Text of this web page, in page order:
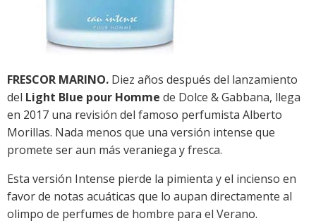
FRESCOR MARINO. Diez años después del lanzamiento
del Light Blue pour Homme de Dolce & Gabbana, llega
en 2017 una revisión del famoso perfumista Alberto
Morillas. Nada menos que una versión intense que
promete ser aun más veraniega y fresca.
Esta versión Intense pierde la pimienta y el incienso en
favor de notas acuáticas que lo aupan directamente al
olimpo de perfumes de hombre para el Verano.